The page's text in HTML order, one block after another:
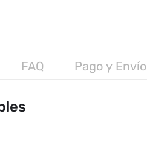
FAQ Pago y Envío